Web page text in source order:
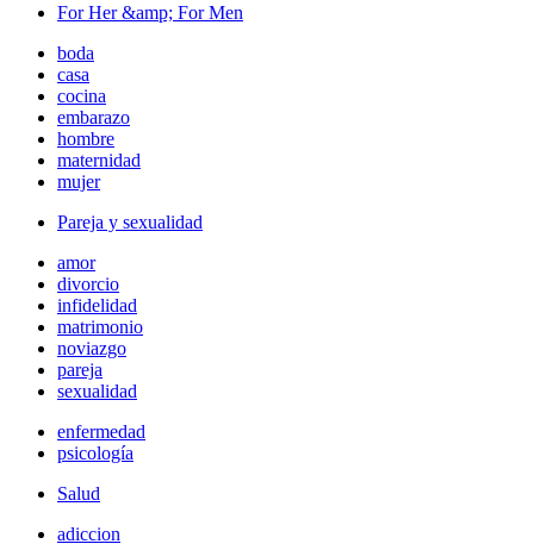
For Her &amp; For Men
boda
casa
cocina
embarazo
hombre
maternidad
mujer
Pareja y sexualidad
amor
divorcio
infidelidad
matrimonio
noviazgo
pareja
sexualidad
enfermedad
psicología
Salud
adiccion